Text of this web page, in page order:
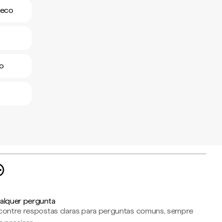
pergunta
respostas claras para perguntas comuns, sempre